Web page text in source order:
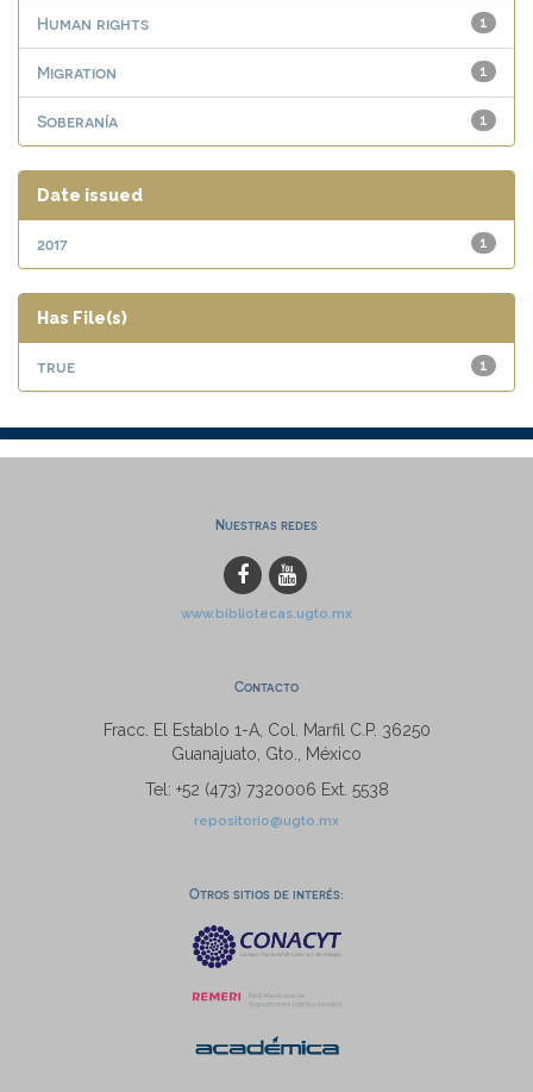
1
Human rights
1
Migration
1
Soberanía
Date issued
1
2017
Has File(s)
1
true
Nuestras redes
www.bibliotecas.ugto.mx
Contacto
Fracc. El Establo 1-A, Col. Marfil C.P. 36250
Guanajuato, Gto., México
Tel: +52 (473) 7320006 Ext. 5538
repositorio@ugto.mx
Otros sitios de interés: